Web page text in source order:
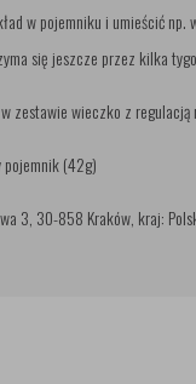
w pojemniku i umieścić np.
się jeszcze przez kilka
zestawie wieczko z regulacją
pojemnik (42g)
3, 30-858 Kraków, kraj: